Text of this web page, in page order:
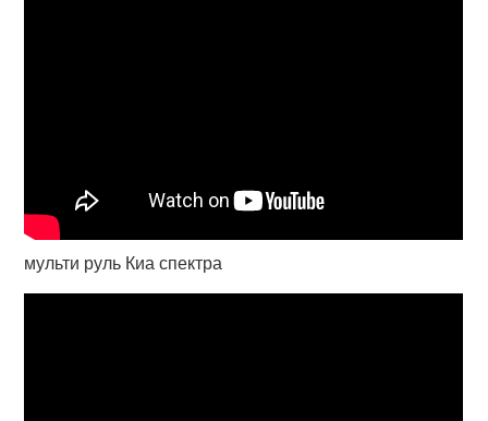
мульти руль Киа спектра